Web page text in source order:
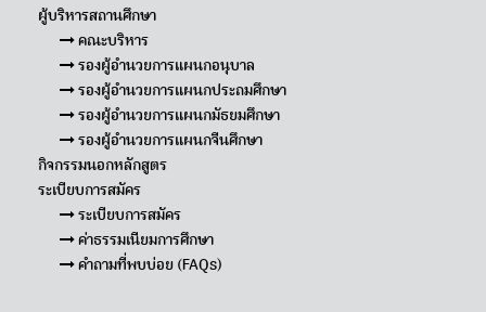
ผู้บริหารสถานศึกษา
คณะบริหาร
รองผู้อำนวยการแผนกอนุบาล
รองผู้อำนวยการแผนกประถมศึกษา
รองผู้อำนวยการแผนกมัธยมศึกษา
รองผู้อำนวยการแผนกจีนศึกษา
กิจกรรมนอกหลักสูตร
ระเบียบการสมัคร
ระเบียบการสมัคร
ค่าธรรมเนียมการศึกษา
คำถามที่พบบ่อย (FAQs)